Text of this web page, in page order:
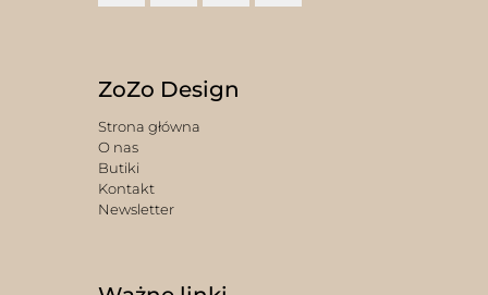
ZoZo Design
Strona główna
O nas
Butiki
Kontakt
Newsletter